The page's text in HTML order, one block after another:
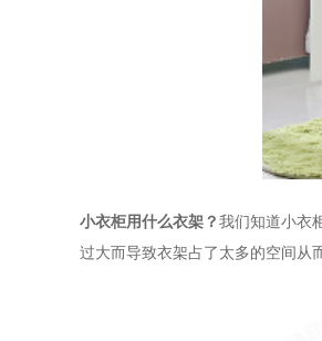
小衣柜用什么衣架？ 我们知道小衣
过大而导致衣架占了太多的空间从